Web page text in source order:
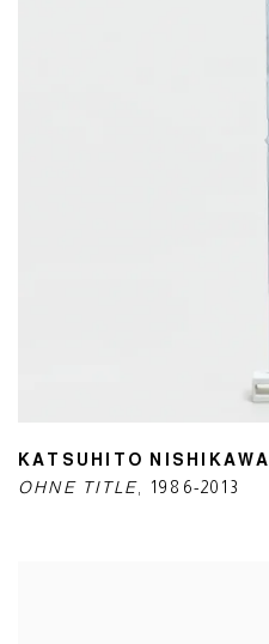
KATSUHITO NISHIKAWA
OHNE TITLE, 1986-2013